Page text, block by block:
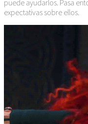
puede ayudarlos. Pasa
expectativas sobre ellos.